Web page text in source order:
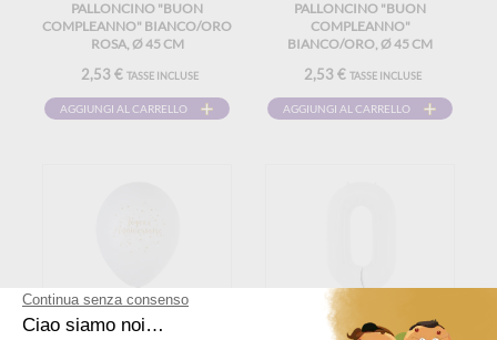
PALLONCINO "BUON
COMPLEANNO" BIANCO/ORO
ROSA, Ø 45 CM
2,53 € TASSE INCLUSE
AGGIUNGI AL CARRELLO
PALLONCINO "BUON
COMPLEANNO"
BIANCO/ORO, Ø 45 CM
2,53 € TASSE INCLUSE
AGGIUNGI AL CARRELLO